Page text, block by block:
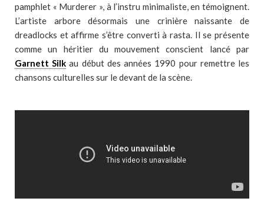
pamphlet « Murderer », à l’instru minimaliste, en témoignent.
L’artiste arbore désormais une crinière naissante de
dreadlocks et affirme s’être converti à rasta. Il se présente
comme un héritier du mouvement conscient lancé par
Garnett Silk au début des années 1990 pour remettre les
chansons culturelles sur le devant de la scène.